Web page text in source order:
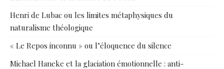
Henri de Lubac ou les limites métaphysiques du
naturalisme théologique
« Le Repos inconnu » ou l’éloquence du silence
Michael Haneke et la glaciation émotionnelle : anti-